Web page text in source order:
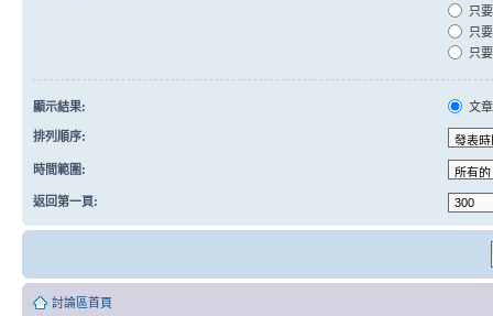
只
只
只
顯示結果: 文章
排列順序:
時間範圍:
返回第一頁:
討論區首頁